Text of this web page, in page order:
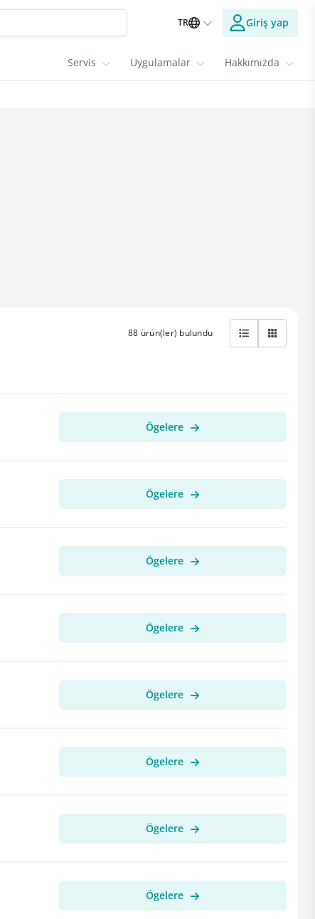
TR Giriş yap
Servis Uygulamalar Hakkımızda
88 ürün(ler) bulundu
Ögelere
Ögelere
Ögelere
Ögelere
Ögelere
Ögelere
Ögelere
Ögelere